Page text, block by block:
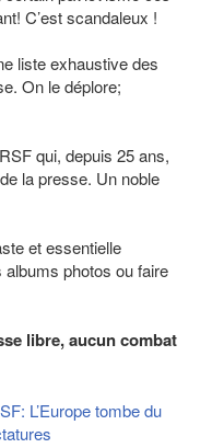
C’est scandaleux !
liste exhaustive des
On le déplore;
qui, depuis 25 ans,
la presse. Un noble
et essentielle
photos ou faire
libre, aucun combat
L’Europe tombe du